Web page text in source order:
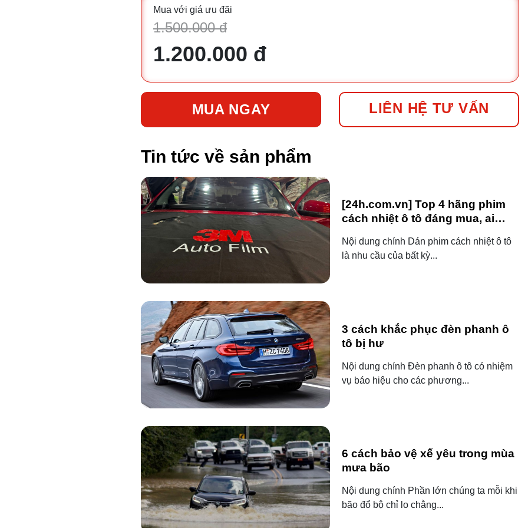
Mua với giá ưu đãi
1.500.000 đ
1.200.000 đ
MUA NGAY LIÊN HỆ TƯ VẤN
Tin tức về sản phẩm
[24h.com.vn] Top 4 hãng phim
cách nhiệt ô tô đáng mua, ai
Nội dung chính Dán phim cách nhiệt ô tô
là nhu cầu của bất kỳ...
3 cách khắc phục đèn phanh ô
tô bị hư
Nội dung chính Đèn phanh ô tô có nhiệm
vụ báo hiệu cho các phương...
6 cách bảo vệ xế yêu trong mùa
mưa bão
Nội dung chính Phần lớn chúng ta mỗi khi
bão đổ bộ chỉ lo chằng...